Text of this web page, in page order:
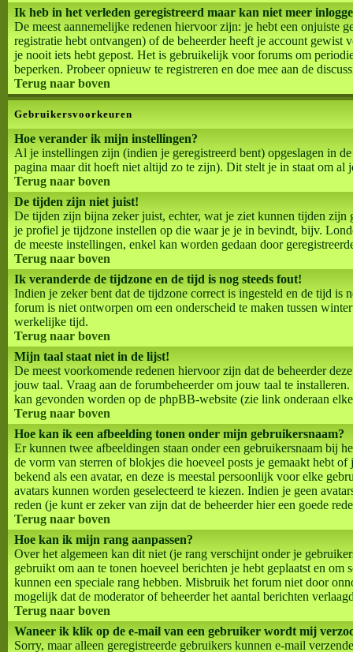
Ik heb in het verleden geregistreerd maar kan niet meer
De meest aannemelijke redenen hiervoor zijn: je hebt een
registratie hebt ontvangen) of de beheerder heeft je account
je nooit iets hebt gepost. Het is gebruikelijk voor forums om
beperken. Probeer opnieuw te registreren en doe mee aan de
Terug naar boven
Gebruikersvoorkeuren
Hoe verander ik mijn instellingen?
Al je instellingen zijn (indien je geregistreerd bent) opgeslagen in
pagina maar dit hoeft niet altijd zo te zijn). Dit stelt je in staat om al
Terug naar boven
De tijden zijn niet juist!
De tijden zijn bijna zeker juist, echter, wat je ziet kunnen tijden
je profiel je tijdzone instellen op die waar je je in bevindt, bijv.
de meeste instellingen, enkel kan worden gedaan door
Terug naar boven
Ik veranderde de tijdzone en de tijd is nog steeds fout!
Indien je zeker bent dat de tijdzone correct is ingesteld en de tijd
forum is niet ontworpen om een onderscheid te maken tussen
werkelijke tijd.
Terug naar boven
Mijn taal staat niet in de lijst!
De meest voorkomende redenen hiervoor zijn dat de beheerder
jouw taal. Vraag aan de forumbeheerder om jouw taal te
kan gevonden worden op de phpBB-website (zie link onderaan
Terug naar boven
Hoe kan ik een afbeelding tonen onder mijn gebruikersnaam?
Er kunnen twee afbeeldingen staan onder een gebruikersnaam bij
de vorm van sterren of blokjes die hoeveel posts je gemaakt hebt
bekend als een avatar, en deze is meestal persoonlijk voor elke
avatars kunnen worden geselecteerd te kiezen. Indien je geen
reden (je kunt er zeker van zijn dat de beheerder hier een goede
Terug naar boven
Hoe kan ik mijn rang aanpassen?
Over het algemeen kan dit niet (je rang verschijnt onder je
gebruikt om aan te tonen hoeveel berichten je hebt geplaatst en
kunnen een speciale rang hebben. Misbruik het forum niet door
mogelijk dat de moderator of beheerder het aantal berichten
Terug naar boven
Waneer ik klik op de e-mail van een gebruiker wordt mij
Sorry, maar alleen geregistreerde gebruikers kunnen e-mail